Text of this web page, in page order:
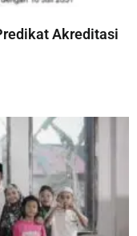
Akreditasi